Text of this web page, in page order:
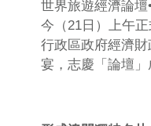
世界旅遊經濟論
今（21日）上午
行政區政府經濟
宴，志慶「論壇」